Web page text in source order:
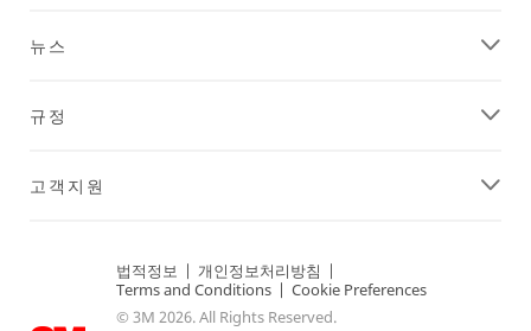
뉴스
규정
고객지원
법적정보 | 개인정보처리방침 |
Terms and Conditions | Cookie Preferences
© 3M 2026. All Rights Reserved.